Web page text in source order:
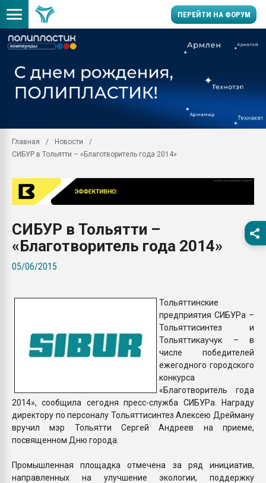
ПЕРЕЙТИ НА ФОРУМ
Вакуум-формовочные
28.07.2026
бутылок
Материал
вакуумного
ПЕРЕЙТИ НА
Главная
Новости
СИБУР в Тольятти – «Благотворитель года 2014»
СИБУР в Тольятти –
«Благотворитель года 2014»
05/06/2015
Тольяттинские
предприятия СИБУРа –
Тольяттисинтез и
Тольяттикаучук – в
числе победителей
ежегодного городского
конкурса
«Благотворитель года
2014», сообщила сегодня пресс-служба СИБУРа. Награду
директору по персоналу Тольяттисинтез Алексею Дрейману
вручил мэр Тольятти Сергей Андреев на приеме,
посвященном Дню города.
Промышленная площадка отмечена за ряд инициатив,
направленных на улучшение экологии, поддержку